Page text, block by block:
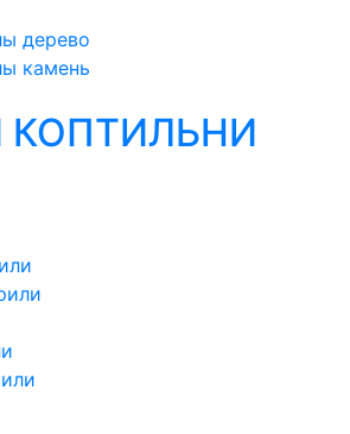
дерево
камень
КОПТИЛЬНИ